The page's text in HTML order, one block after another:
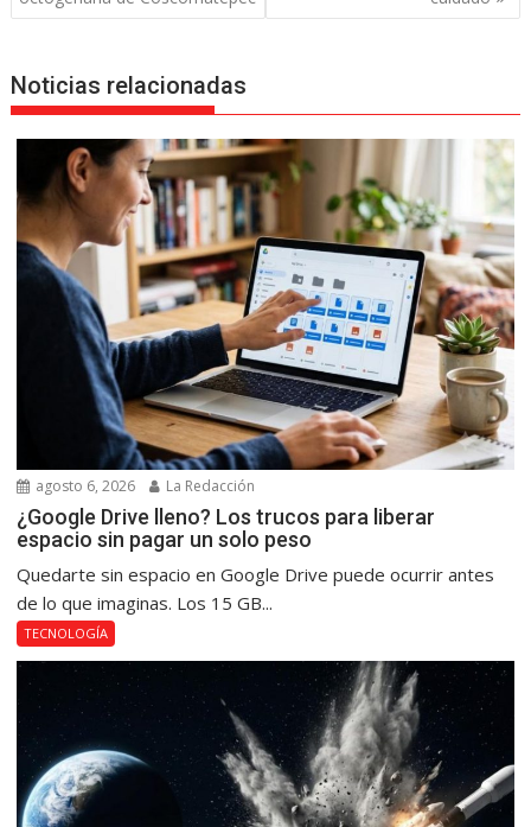
Noticias relacionadas
agosto 6, 2026 La Redacción
¿Google Drive lleno? Los trucos para liberar
espacio sin pagar un solo peso
Quedarte sin espacio en Google Drive puede ocurrir antes
de lo que imaginas. Los 15 GB...
TECNOLOGÍA